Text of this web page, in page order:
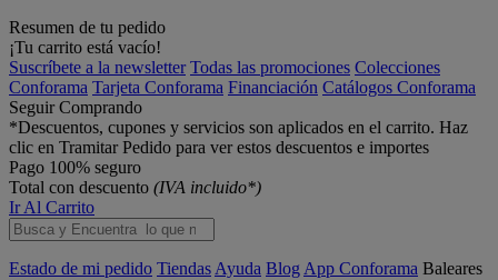
Resumen de tu pedido
¡Tu carrito está vacío!
Suscríbete a la newsletter Todas las promociones Colecciones
Conforama Tarjeta Conforama Financiación Catálogos Conforama
Seguir Comprando
*Descuentos, cupones y servicios son aplicados en el carrito. Haz
clic en Tramitar Pedido para ver estos descuentos e importes
Pago 100% seguro
Total con descuento (IVA incluido*)
Ir Al Carrito
Estado de mi pedido Tiendas Ayuda Blog App Conforama Baleares